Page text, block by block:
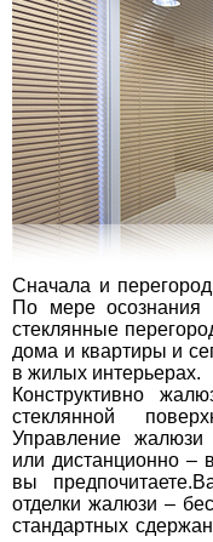
Сначала и
По мере осознания
стеклянные
дома и квартиры и
в жилых интерьерах.
Конструктивно
стеклянной
Управление жалюзи
или дистанционно –
вы
отделки жалюзи –
стандартных